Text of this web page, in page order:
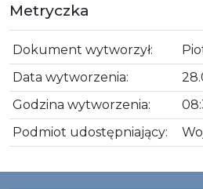
Metryczka
Dokument wytworzył:
Data wytworzenia:
Godzina wytworzenia:
Podmiot udostępniający: